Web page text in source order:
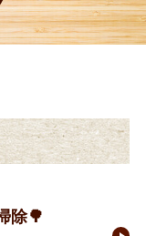
除🌳